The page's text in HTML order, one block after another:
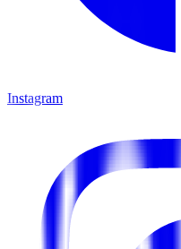
Instagram